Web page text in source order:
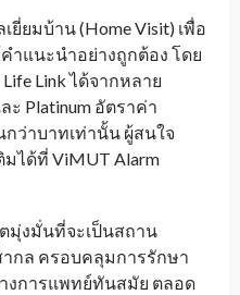
ยมบ้าน (Home Visit) เพื่อ
แนะนำอย่างถูกต้อง โดย
Link ได้จากหลาย
ะ Platinum อัตราค่า
กว่าบาทเท่านั้น ผู้สนใจ
ได้ที่ ViMUT Alarm
มุ่งมั่นที่จะเป็นสถาน
กล ครอบคลุมการรักษา
การแพทย์ทันสมัย ตลอด